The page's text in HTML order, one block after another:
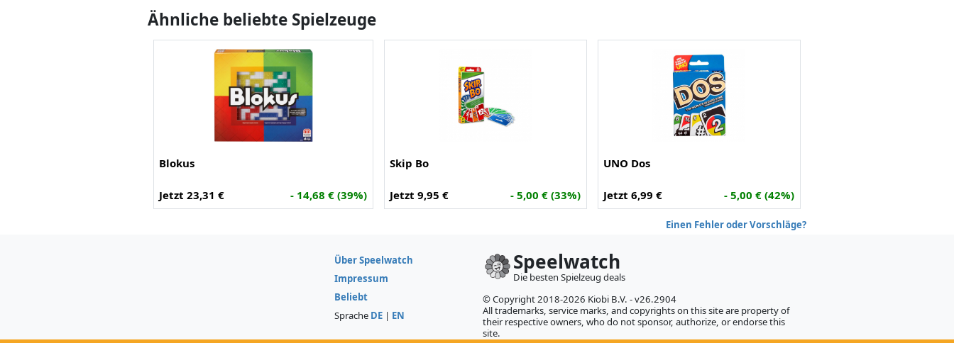
Ähnliche beliebte Spielzeuge
Blokus
Jetzt 23,31 € - 14,68 € (39%)
Skip Bo
Jetzt 9,95 € - 5,00 € (33%)
UNO Dos
Jetzt 6,99 € - 5,00 € (42%)
Einen Fehler oder Vorschläge?
Über Speelwatch
Impressum
Beliebt
Sprache DE | EN
Speelwatch
Die besten Spielzeug deals
© Copyright 2018-2026 Kiobi B.V. - v26.2904
All trademarks, service marks, and copyrights on this site are property of
their respective owners, who do not sponsor, authorize, or endorse this
site.